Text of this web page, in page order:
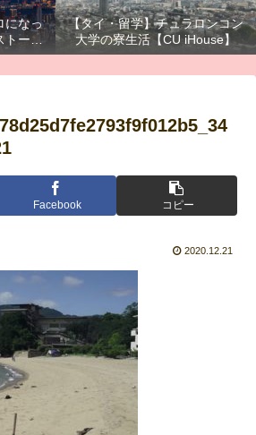
になっ
トーリ
【タイ・留学】チュラロンコン
大学の寮生活【CU iHouse】
Facebook コピー
2020.12.21